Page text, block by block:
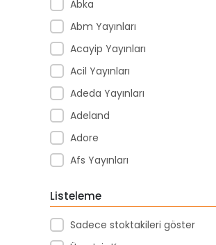
Abka
Abm Yayınları
Acayip Yayınları
Acil Yayınları
Adeda Yayınları
Adeland
Adore
Afs Yayınları
Agt
Aıhao
Listeleme
Sadece stoktakileri göster